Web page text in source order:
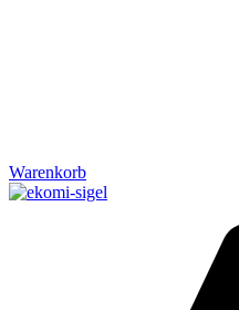
Warenkorb